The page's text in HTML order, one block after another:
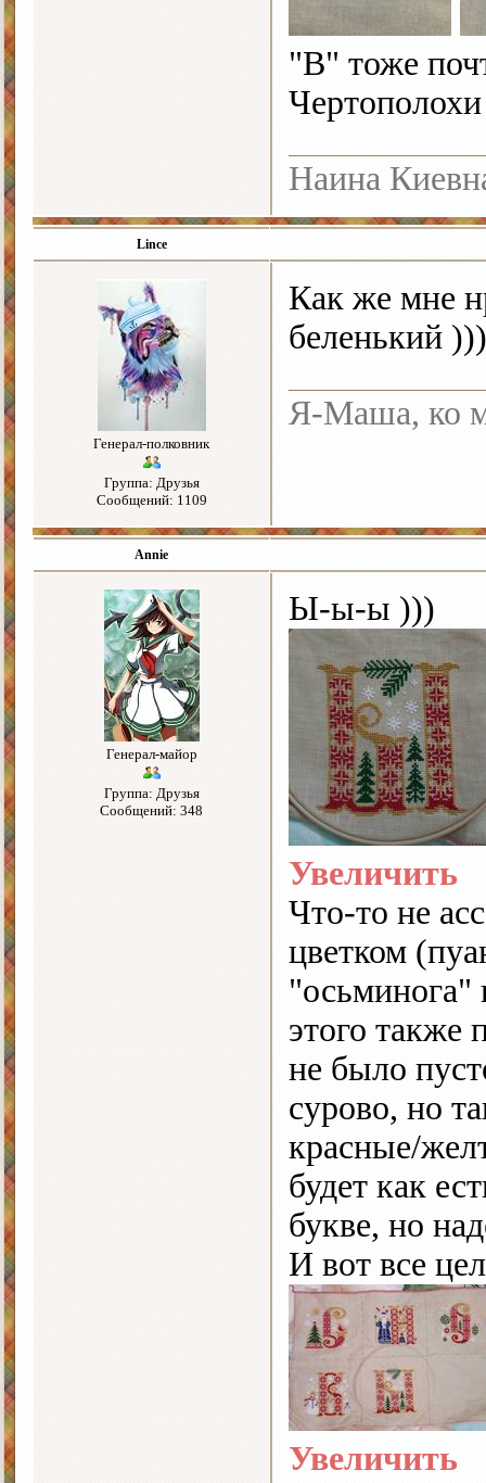
"В" тоже
Наина
Lince
Генерал-полковник
Группа: Друзья
Сообщений: 1109
Как же мне
беленький
Я-Маша, ко
Annie
Генерал-майор
Группа: Друзья
Сообщений: 348
Ы-ы-ы )))
Увеличить
Что-то не
цветком
"осьминога"
этого также
не было
сурово, но
красные/
будет как
букве, но
И вот все
Увеличить